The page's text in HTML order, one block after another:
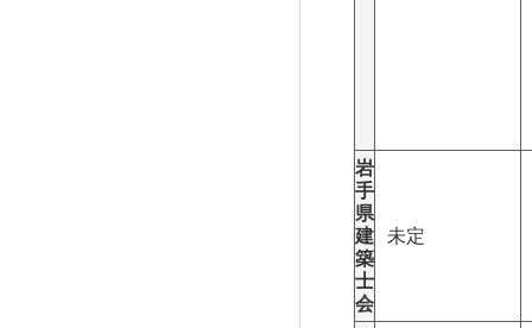
岩
手
県
建
築
士
会
未定